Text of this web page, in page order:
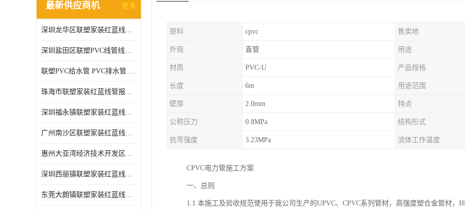
最新供应商机 更多
深圳龙华区联塑家装红蓝线管报价单
深圳盐田区联塑PVC线管线槽厂商 可零售批发
联塑PVC给水管 PVC排水管 PVC线管线槽
珠海市联塑家装红蓝线管报价表 联塑水管供货商
深圳福永镇联塑家装红蓝线管价格 支持送货上门
广州南沙区联塑家装红蓝线管批发 库存充足
惠州大亚湾经济技术开发区联塑PPR热水管公司
深圳西丽镇联塑家装红蓝线管供货商 联塑管道供应
东莞大朗镇联塑家装红蓝线管电话 联塑管道经销商
原料 cpvc 售卖地
外观 直管 用途
材质 PVC-U 产品规格
长度 6m 用途范围
壁厚 2.0mm 特点
公称压力 0.8MPa 结构形式
抗弯强度 3.23MPa 流体工作温度
CPVC电力管施工方案
一、总则
1.1 本施工及验收规范使用于我公司生产的UPVC、CPVC系列管材，高强度塑合金管材，